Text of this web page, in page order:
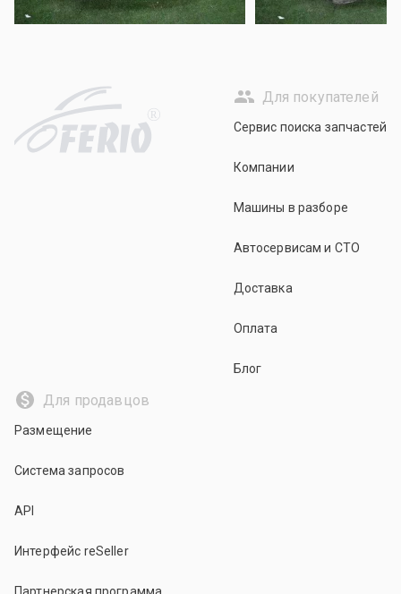
R
Для покупателей
Сервис поиска запчастей
Компании
Машины в разборе
Автосервисам и СТО
Доставка
Оплата
Блог
Для продавцов
Размещение
Система запросов
API
Интерфейс reSeller